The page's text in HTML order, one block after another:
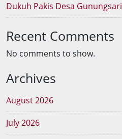
Dukuh Pakis Desa Gunungsari
Recent Comments
No comments to show.
Archives
August 2026
July 2026